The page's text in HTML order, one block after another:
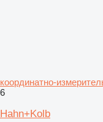
координатно-
6
Hahn+Kolb